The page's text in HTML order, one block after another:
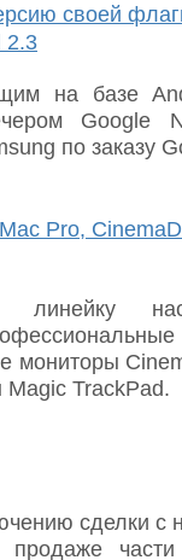
своей
2.3
на базе
Google
по заказу
Pro,
мониторы
Magic TrackPad.
сделки с
части